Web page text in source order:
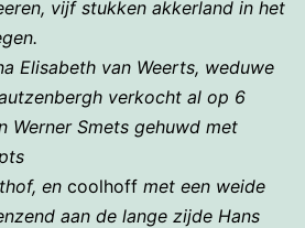
vijf stukken akkerland in het
Elisabeth van Weerts, weduwe
verkocht al op 6
Werner Smets gehuwd met
en coolhoff met een weide
aan de lange zijde Hans